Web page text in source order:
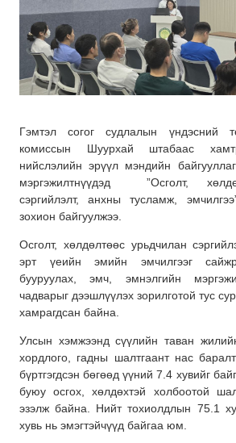
Гэмтэл согог судлалын үндэсний
комиссын Шуурхай штабаас
нийслэлийн эрүүл мэндийн
мэргэжилтнүүдэд ”Осголт,
сэргийлэлт, анхны тусламж,
зохион байгуулжээ.
Осголт, хөлдөлтөөс урьдчилан
эрт үеийн эмийн эмчилгээг
бууруулах, эмч, эмнэлгийн
чадварыг дээшлүүлэх зорилготой тус
хамрагдсан байна.
Улсын хэмжээнд сүүлийн таван
хордлого, гадны шалтгаант нас
бүртгэгдсэн бөгөөд үүний 7.4 хувийг
буюу осгох, хөлдөхтэй холбоотой
эзэлж байна. Нийт тохиолдлын 75.1
хувь нь эмэгтэйчүүд байгаа юм.